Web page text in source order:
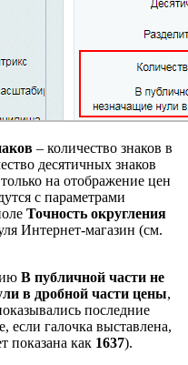
– количество знаков в
десятичных знаков
на отображение цен
с параметрами
Точность округления
Интернет-магазин (см.
В публичной части не
в дробной части цены,
последние
если галочка выставлена,
показана как 1637).